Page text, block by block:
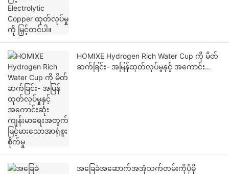
HOMIXE Hydrogen Rich Water Cup ကို မိတ်
ဆက်ခြင်း- အမြန်ထုတ်လုပ်မှုနှင့် အကောင်းဆုံး
အခြေခံအဆောက်အအုံသက်တမ်းကိုပိုမို